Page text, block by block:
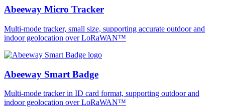
Abeeway Micro Tracker
Multi-mode tracker, small size, supporting accurate outdoor and
indoor geolocation over LoRaWAN™
Abeeway Smart Badge
Multi-mode tracker in ID card format, supporting outdoor and
indoor geolocation over LoRaWAN™